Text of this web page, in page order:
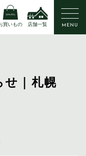
買いもの 店舗一覧 MENU
せ｜札幌